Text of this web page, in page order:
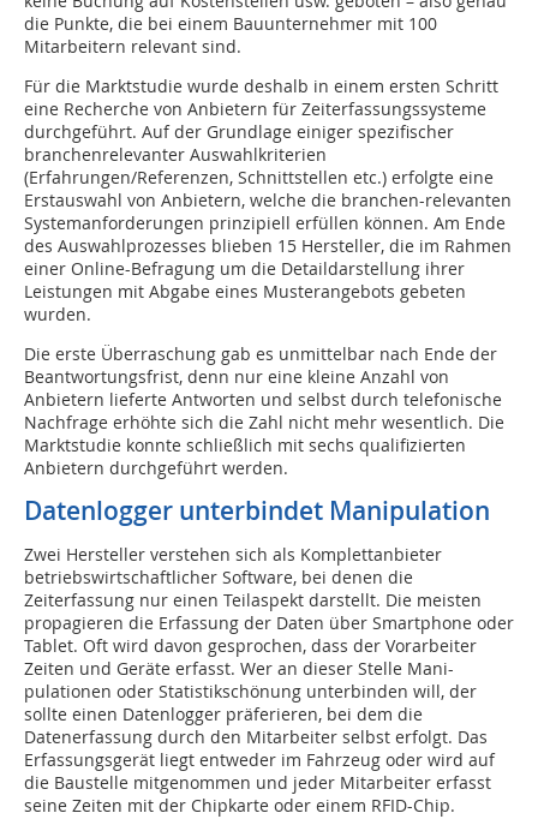
die Punkte, die bei einem Bauunternehmer mit 100
Mitarbeitern relevant sind.
Für die Marktstudie wurde deshalb in einem ersten Schritt
eine Recherche von Anbietern für Zeiterfassungssysteme
durchgeführt. Auf der Grundlage einiger spezifischer
branchenrelevanter Auswahlkriterien
(Erfahrungen/Referenzen, Schnittstellen etc.) erfolgte eine
Erstauswahl von Anbietern, welche die branchen-relevanten
Systemanforderungen prinzipiell erfüllen können. Am Ende
des Auswahlprozesses blieben 15 Hersteller, die im Rahmen
einer Online-Befragung um die Detaildarstellung ihrer
Leistungen mit Abgabe eines Musterangebots gebeten
wurden.
Die erste Überraschung gab es unmittelbar nach Ende der
Beantwortungsfrist, denn nur eine kleine Anzahl von
Anbietern lieferte Antworten und selbst durch telefonische
Nachfrage erhöhte sich die Zahl nicht mehr wesentlich. Die
Marktstudie konnte schließlich mit sechs qualifizierten
Anbietern durchgeführt werden.
Datenlogger unterbindet Manipulation
Zwei Hersteller verstehen sich als Komplettanbieter
betriebswirtschaftlicher Software, bei denen die
Zeiterfassung nur einen Teilaspekt darstellt. Die meisten
propagieren die Erfassung der Daten über Smartphone oder
Tablet. Oft wird davon gesprochen, dass der Vorarbeiter
Zeiten und Geräte erfasst. Wer an dieser Stelle Mani-
pulationen oder Statistikschönung unterbinden will, der
sollte einen Datenlogger präferieren, bei dem die
Datenerfassung durch den Mitarbeiter selbst erfolgt. Das
Erfassungsgerät liegt entweder im Fahrzeug oder wird auf
die Baustelle mitgenommen und jeder Mitarbeiter erfasst
seine Zeiten mit der Chipkarte oder einem RFID-Chip.